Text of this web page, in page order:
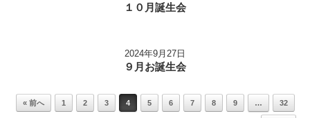
１０月誕生会
2024年9月27日
９月お誕生会
Post navigation
« 前へ 1 2 3 4 5 6 7 8 9 … 32